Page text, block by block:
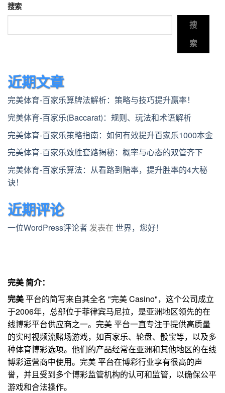
搜索
搜
索
近期文章
完美体育-百家乐算牌法解析：策略与技巧提升赢率！
完美体育-百家乐(Baccarat)：规则、玩法和术语解析
完美体育-百家乐策略指南：如何有效提升百家乐1000本金
完美体育-百家乐致胜套路揭秘：概率与心态的双管齐下
完美体育-百家乐算法：从看路到赔率，提升胜率的4大秘
诀！
近期评论
一位WordPress评论者发表在 世界，您好！
完美 简介：
完美平台的简写来自其全名 "完美 Casino"，这个公司成立
于2006年，总部位于菲律宾马尼拉，是亚洲地区领先的在
线博彩平台供应商之一。完美 平台一直专注于提供高质量
的实时视频流赌场游戏，如百家乐、轮盘、骰宝等，以及多
种体育博彩选项。他们的产品经常在亚洲和其他地区的在线
博彩运营商中使用。完美 平台在博彩行业享有很高的声
誉，并且受到多个博彩监管机构的认可和监管，以确保公平
游戏和合法操作。